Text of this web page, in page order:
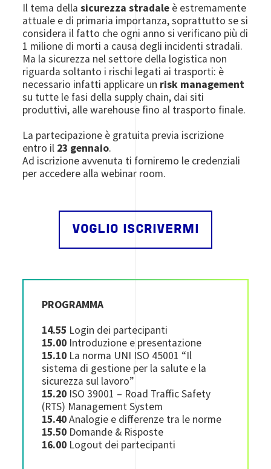
Il tema dellasicurezza stradale è estremamente
attuale e di primaria importanza, soprattutto se si
considera il fatto che ogni anno si verificano più di
1 milione di morti a causa degli incidenti stradali.
Ma la sicurezza nel settore della logistica non
riguarda soltanto i rischi legati ai trasporti: è
necessario infatti applicare un risk management
su tutte le fasi della supply chain, dai siti
produttivi, alle warehouse fino al trasporto finale.
La partecipazione è gratuita previa iscrizione
entro il 23 gennaio.
Ad iscrizione avvenuta ti forniremo le credenziali
per accedere alla webinar room.
VOGLIO ISCRIVERMI
PROGRAMMA
14.55 Login dei partecipanti
15.00 Introduzione e presentazione
15.10 La norma UNI ISO 45001 “Il
sistema di gestione per la salute e la
sicurezza sul lavoro”
15.20 ISO 39001 – Road Traffic Safety
(RTS) Management System
15.40Analogie e differenze tra le norme
15.50 Domande & Risposte
16.00 Logout dei partecipanti